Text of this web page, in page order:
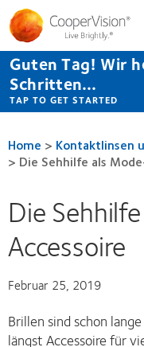
Direkt
zum
Inhalt
Guten Tag! Wir
Schritten...
TAP TO GET STARTED
Home > Kontaktlinsen
> Die Sehhilfe als
Die
Accessoire
Februar 25, 2019
Brillen sind schon
längst Accessoire für